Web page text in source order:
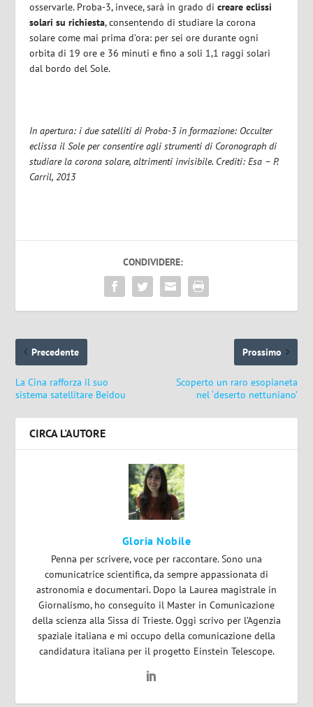
osservarle. Proba-3, invece, sarà in grado dicreare eclissi
solari su richiesta, consentendo di studiare la corona
solare come mai prima d’ora: per sei ore durante ogni
orbita di 19 ore e 36 minuti e fino a soli 1,1 raggi solari
dal bordo del Sole.
In apertura: i due satelliti di Proba-3 in formazione: Occulter
eclissa il Sole per consentire agli strumenti di Coronograph di
studiare la corona solare, altrimenti invisibile. Crediti: Esa – P.
Carril, 2013
CONDIVIDERE:
Precedente
La Cina rafforza il suo
sistema satellitare Beidou
Prossimo
Scoperto un raro esopianeta
nel ‘deserto nettuniano’
CIRCA L'AUTORE
Gloria Nobile
Penna per scrivere, voce per raccontare. Sono una
comunicatrice scientifica, da sempre appassionata di
astronomia e documentari. Dopo la Laurea magistrale in
Giornalismo, ho conseguito il Master in Comunicazione
della scienza alla Sissa di Trieste. Oggi scrivo per l’Agenzia
spaziale italiana e mi occupo della comunicazione della
candidatura italiana per il progetto Einstein Telescope.